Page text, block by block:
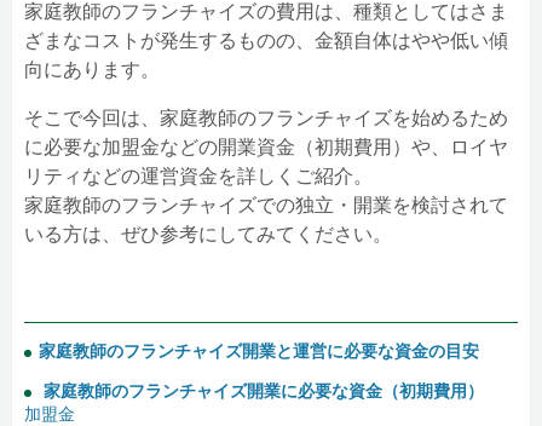
家庭教師のフランチャイズの費用は、種類としてはさま
ざまなコストが発生するものの、金額自体はやや低い傾
向にあります。
そこで今回は、家庭教師のフランチャイズを始めるため
に必要な加盟金などの開業資金（初期費用）や、ロイヤ
リティなどの運営資金を詳しくご紹介。
家庭教師のフランチャイズでの独立・開業を検討されて
いる方は、ぜひ参考にしてみてください。
家庭教師のフランチャイズ開業と運営に必要な資金の目安
家庭教師のフランチャイズ開業に必要な資金（初期費用）
加盟金